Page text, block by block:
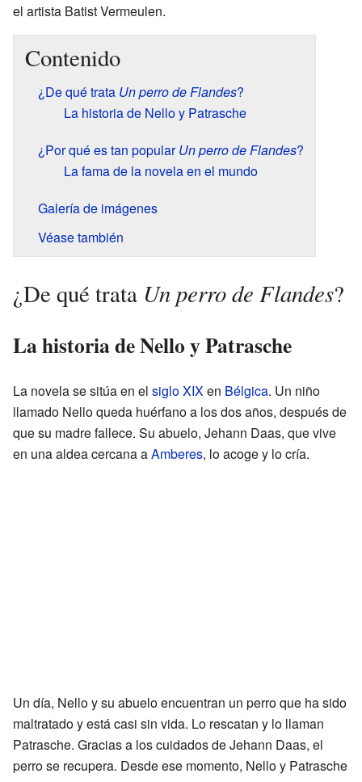
el artista Batist Vermeulen.
Contenido
¿De qué trata Un perro de Flandes?
La historia de Nello y Patrasche
¿Por qué es tan popularUn perro de Flandes?
La fama de la novela en el mundo
Galería de imágenes
Véase también
¿De qué trata Un perro de Flandes?
La historia de Nello y Patrasche
La novela se sitúa en el siglo XIXen Bélgica. Un niño
llamado Nello queda huérfano a los dos años, después de
que su madre fallece. Su abuelo, Jehann Daas, que vive
en una aldea cercana aAmberes, lo acoge y lo cría.
Un día, Nello y su abuelo encuentran un perro que ha sido
maltratado y está casi sin vida. Lo rescatan y lo llaman
Patrasche. Gracias a los cuidados de Jehann Daas, el
perro se recupera. Desde ese momento, Nello y Patrasche